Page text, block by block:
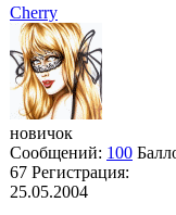
Cherry
новичок
Сообщений: 100
67 Регистрация:
25.05.2004